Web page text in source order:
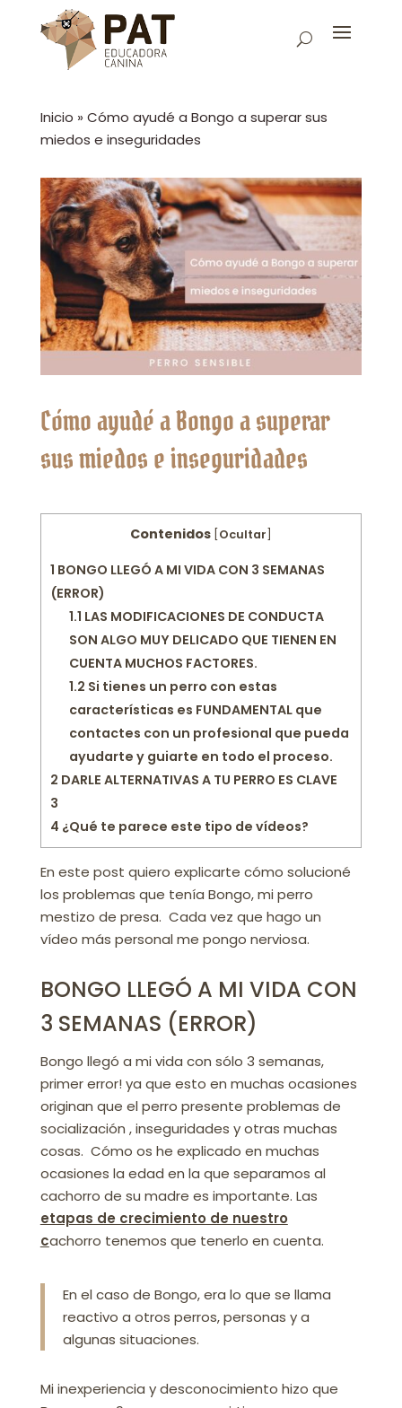
Inicio » Cómo ayudé a Bongo a superar sus
miedos e inseguridades
Cómo ayudé a Bongo a superar
sus miedos e inseguridades
Contenidos Ocultar
1 BONGO LLEGÓ A MI VIDA CON 3 SEMANAS
(ERROR)
1.1 LAS MODIFICACIONES DE CONDUCTA
SON ALGO MUY DELICADO QUE TIENEN EN
CUENTA MUCHOS FACTORES.
1.2 Si tienes un perro con estas
características es FUNDAMENTAL que
contactes con un profesional que pueda
ayudarte y guiarte en todo el proceso.
2 DARLE ALTERNATIVAS A TU PERRO ES CLAVE
3
4 ¿Qué te parece este tipo de vídeos?
En este post quiero explicarte cómo solucioné
los problemas que tenía Bongo, mi perro
mestizo de presa. Cada vez que hago un
vídeo más personal me pongo nerviosa.
BONGO LLEGÓ A MI VIDA CON
3 SEMANAS (ERROR)
Bongo llegó a mi vida con sólo 3 semanas,
primer error! ya que esto en muchas ocasiones
originan que el perro presente problemas de
socialización , inseguridades y otras muchas
cosas. Cómo os he explicado en muchas
ocasiones la edad en la que separamos al
cachorro de su madre es importante. Las
etapas de crecimiento de nuestro
cachorro tenemos que tenerlo en cuenta.
En el caso de Bongo, era lo que se llama
reactivo a otros perros, personas y a
algunas situaciones.
Mi inexperiencia y desconocimiento hizo que